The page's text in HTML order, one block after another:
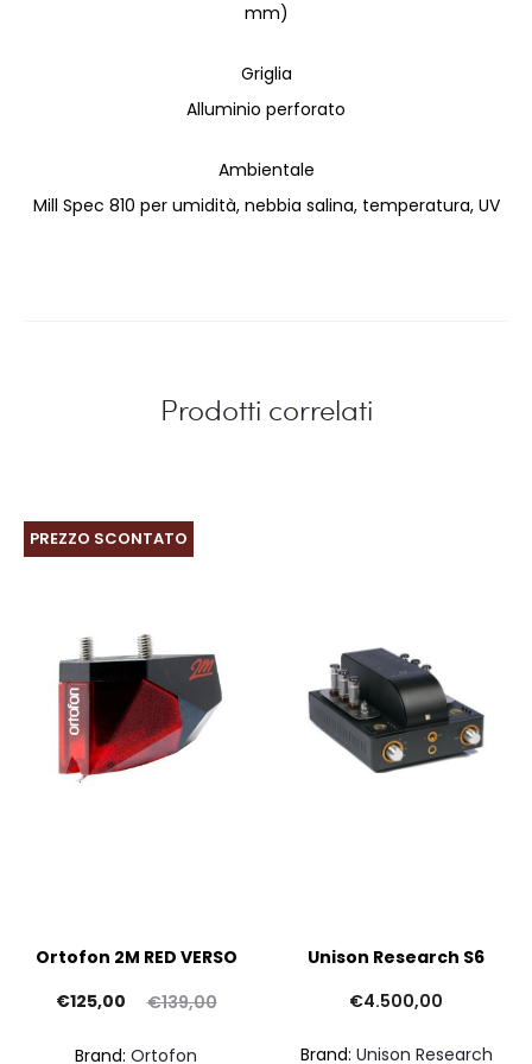
mm)
Griglia
Alluminio perforato
Ambientale
Mill Spec 810 per umidità, nebbia salina, temperatura, UV
Prodotti correlati
PREZZO SCONTATO
Ortofon 2M RED VERSO
€139,00
Il
€125,00
Brand: Ortofon
Unison Research S6
€4.500,00
Brand: Unison Research